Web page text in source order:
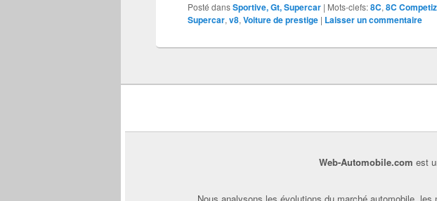
Posté dansSportive, Gt, Supercar | Mots-clefs:8C, 8C
Supercar, v8, Voiture de prestige | Laisser un commentaire
Web-Automobile.com est